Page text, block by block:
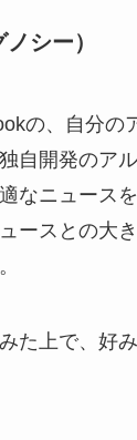
シー）
の、自分の
自開発のア
なニュース
ースとの大
た上で、好